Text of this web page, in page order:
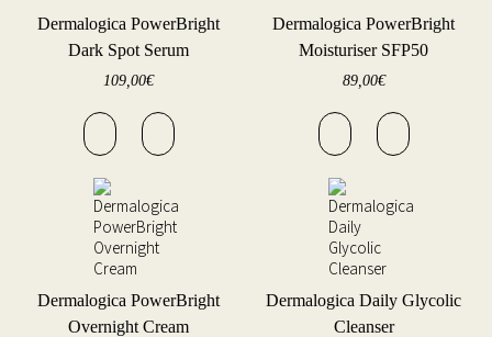
Dermalogica PowerBright
Dark Spot Serum
109,00€
Dermalogica PowerBright
Moisturiser SFP50
89,00€
Dermalogica PowerBright
Overnight Cream
Dermalogica Daily Glycolic
Cleanser